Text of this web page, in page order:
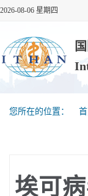
2026-08-06 星期四
您所在的位置： 首
埃可